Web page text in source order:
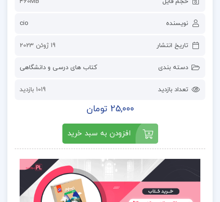
نویسنده cio
تاریخ انتشار 19 ژوئن 2023
دسته بندی کتاب های درسی و دانشگاهی
تعداد بازدید 1019 بازدید
25,000 تومان
افزودن به سبد خرید